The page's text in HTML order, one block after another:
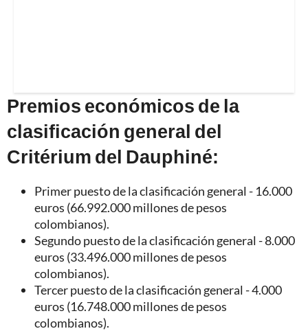
Premios económicos de la
clasificación general del
Critérium del Dauphiné:
Primer puesto de la clasificación general - 16.000
euros (66.992.000 millones de pesos
colombianos).
Segundo puesto de la clasificación general - 8.000
euros (33.496.000 millones de pesos
colombianos).
Tercer puesto de la clasificación general - 4.000
euros (16.748.000 millones de pesos
colombianos).